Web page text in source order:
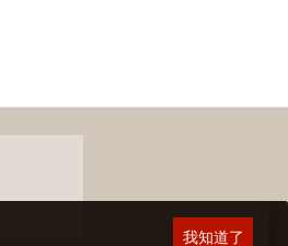
我知道了